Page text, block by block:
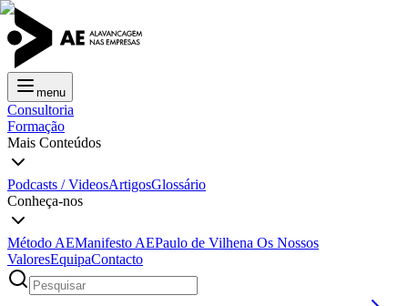
menu
Consultoria
Formação
Mais Conteúdos
Podcasts / VideosArtigosGlossário
Conheça-nos
Método AEManifesto AEPaulo de Vilhena Os Nossos
ValoresEquipaContacto